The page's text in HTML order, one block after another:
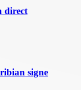
direct
signe